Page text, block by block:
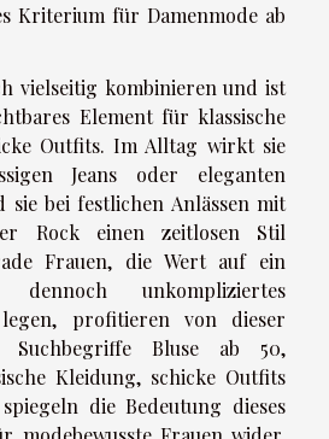
Kriterium für Damenmode ab
vielseitig kombinieren und ist
Element für klassische
Outfits. Im Alltag wirkt sie
Jeans oder eleganten
sie bei festlichen Anlässen mit
Rock einen zeitlosen Stil
Frauen, die Wert auf ein
unkompliziertes
legen, profitieren von dieser
Suchbegriffe Bluse ab 50,
Kleidung, schicke Outfits
die Bedeutung dieses